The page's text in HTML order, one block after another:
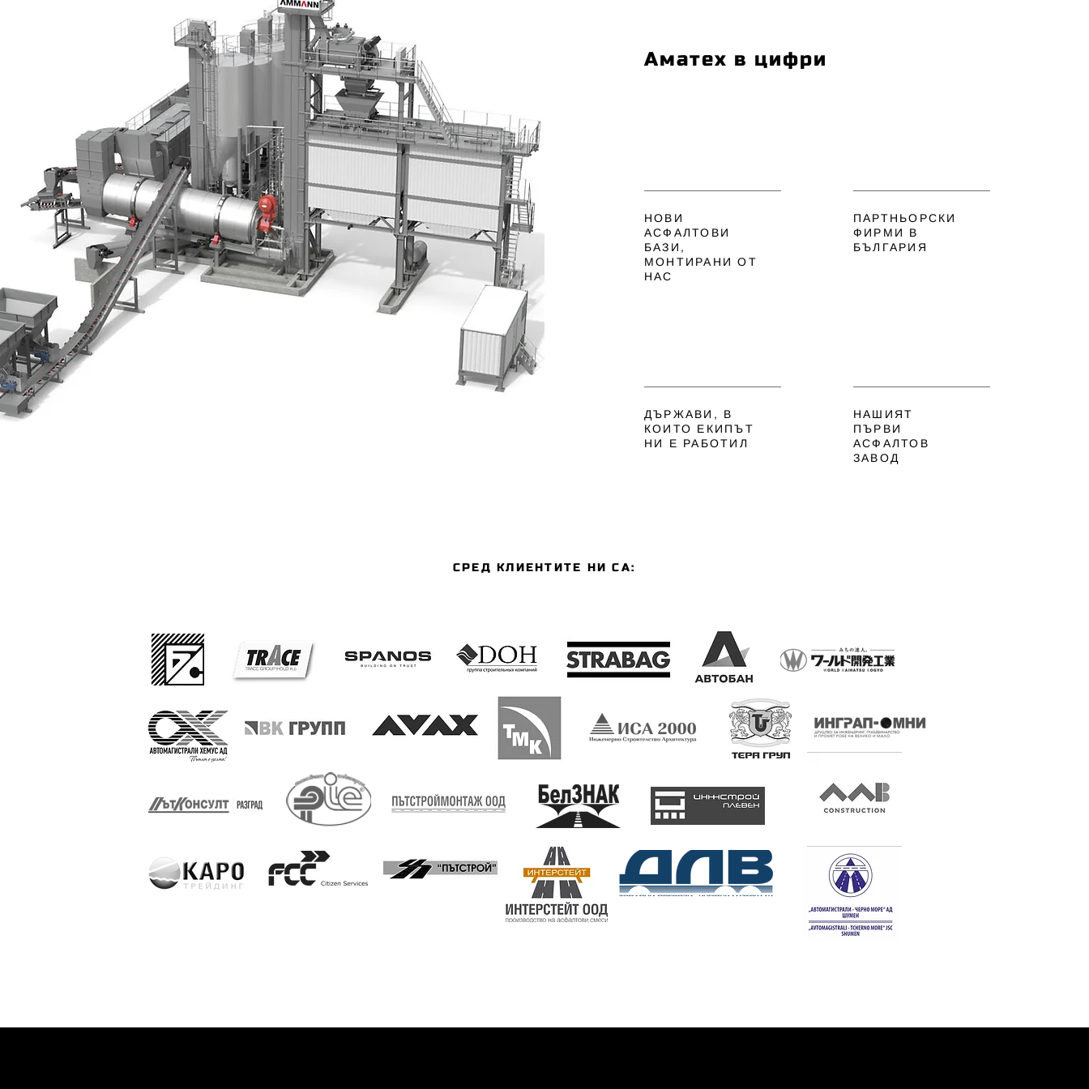
Аматех в цифри
НОВИ
АСФАЛТОВИ
БАЗИ,
МОНТИРАНИ ОТ
НАС
ПАРТНЬОРСКИ
ФИРМИ В
БЪЛГАРИЯ
ДЪРЖАВИ, В
КОИТО ЕКИПЪТ
НИ Е РАБОТИЛ
НАШИЯТ
ПЪРВИ
АСФАЛТОВ
ЗАВОД
СРЕД КЛИЕНТИТЕ НИ СА: